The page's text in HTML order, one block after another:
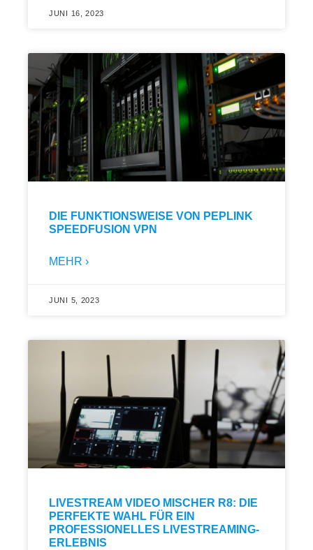
JUNI 16, 2023
DIE FUNKTIONSWEISE VON PEPLINK
SPEEDFUSION VPN
MEHR ›
JUNI 5, 2023
LIVESTREAM VIDEO MISCHER R8: DIE
PERFEKTE WAHL FÜR EIN
PROFESSIONELLES LIVESTREAMING-
ERLEBNIS